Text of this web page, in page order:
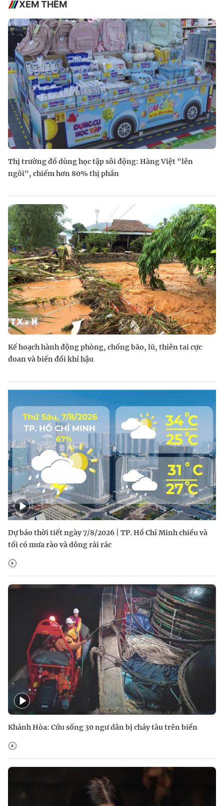
XEM THÊM
Thị trường đồ dùng học tập sôi động: Hàng Việt "lên
ngôi", chiếm hơn 80% thị phần
Kế hoạch hành động phòng, chống bão, lũ, thiên tai cực
đoan và biến đổi khí hậu
Dự báo thời tiết ngày 7/8/2026 | TP. Hồ Chí Minh chiều và
tối có mưa rào và dông rải rác
Khánh Hòa: Cứu sống 30 ngư dân bị cháy tàu trên biển